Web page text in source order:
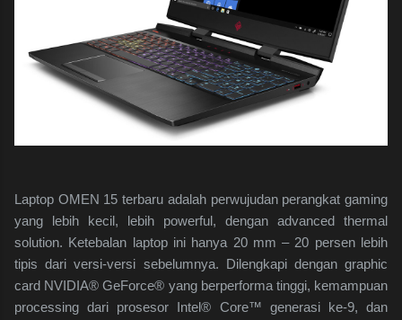
Laptop OMEN 15 terbaru adalah perwujudan perangkat gaming
yang lebih kecil, lebih powerful, dengan advanced thermal
solution. Ketebalan laptop ini hanya 20 mm – 20 persen lebih
tipis dari versi-versi sebelumnya. Dilengkapi dengan graphic
card NVIDIA® GeForce® yang berperforma tinggi, kemampuan
processing dari prosesor Intel® Core™ generasi ke-9, dan